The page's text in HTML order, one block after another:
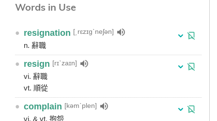
Words in Use
● resignation [͵rɛzɪgˋneʃən]
n. 辭職
● resign [rɪˋzaɪn]
vi. 辭職
vt. 順從
● complain [kəmˋplen]
vi. & vt. 抱怨